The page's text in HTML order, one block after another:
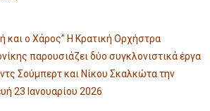
και ο Χάρος” Η Κρατική Ορχήστρα
παρουσιάζει δύο συγκλονιστικά έργα
Σούμπερτ και Νίκου Σκαλκώτα την
23 Ιανουαρίου 2026